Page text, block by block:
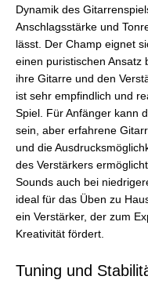
Dynamik des
Anschlagsstärke und
lässt. Der Champ eignet
einen puristischen Ansatz
ihre Gitarre und den
ist sehr empfindlich und
Spiel. Für Anfänger kann
sein, aber erfahrene
und die
des Verstärkers
Sounds auch bei
ideal für das Üben zu
ein Verstärker, der zum
Kreativität fördert.
Tuning und